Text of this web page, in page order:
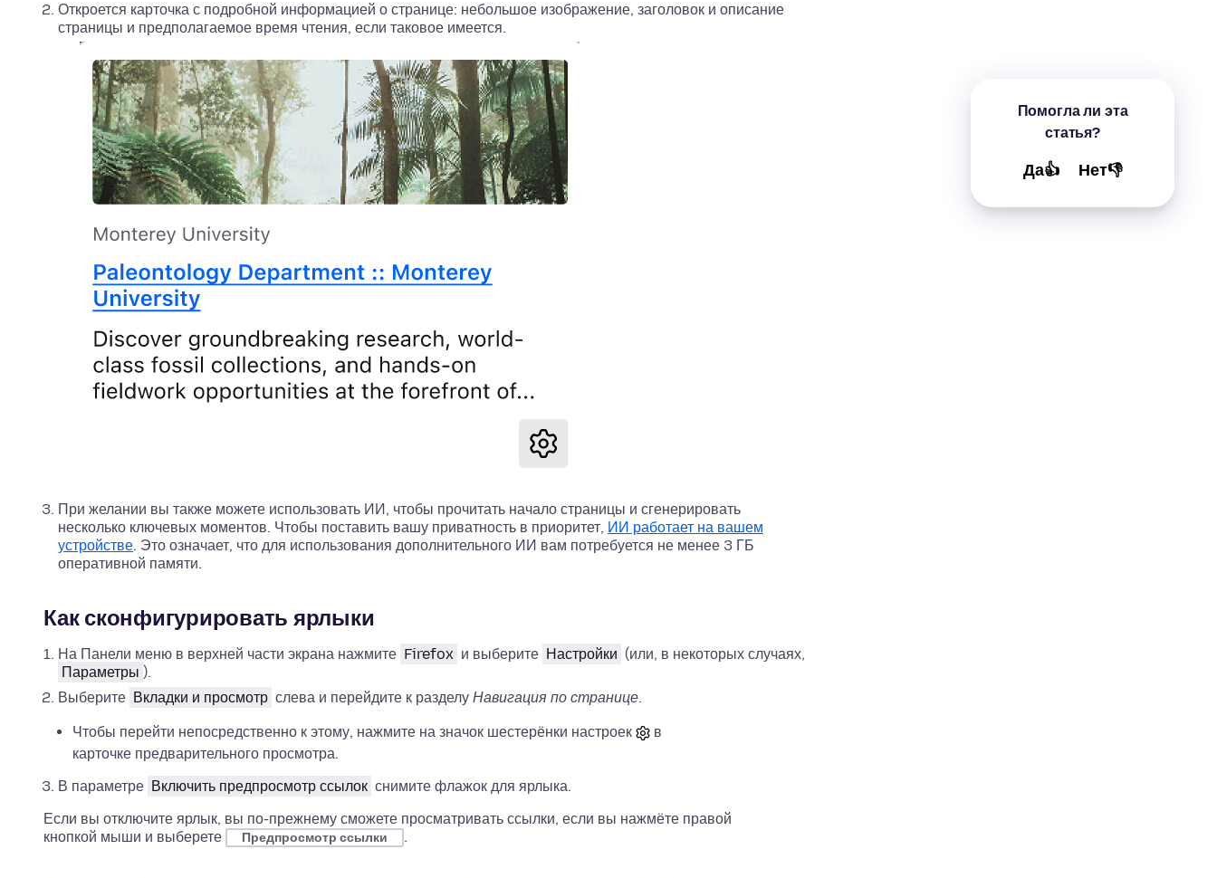
Помогла ли эта
статья?
Да👍 Нет👎
Откроется карточка с подробной информацией о странице: небольшое изображение, заголовок и описание
страницы и предполагаемое время чтения, если таковое имеется.
При желании вы также можете использовать ИИ, чтобы прочитать начало страницы и сгенерировать
несколько ключевых моментов. Чтобы поставить вашу приватность в приоритет, ИИ работает на вашем
устройстве. Это означает, что для использования дополнительного ИИ вам потребуется не менее 3 ГБ
оперативной памяти.
Как сконфигурировать ярлыки
На Панели меню в верхней части экрана нажмите Firefox и выберите Настройки (или, в некоторых случаях,
Параметры ).
Выберите Вкладки и просмотр слева и перейдите к разделу Навигация по странице.
Чтобы перейти непосредственно к этому, нажмите на значок шестерёнки настроек
в
карточке предварительного просмотра.
В параметре Включить предпросмотр ссылок снимите флажок для ярлыка.
Если вы отключите ярлык, вы по-прежнему сможете просматривать ссылки, если вы нажмёте правой
кнопкой мыши и выберете
Предпросмотр ссылки .